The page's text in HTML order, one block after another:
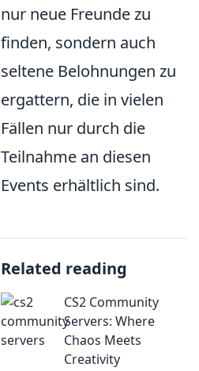
nur neue Freunde zu
finden, sondern auch
seltene Belohnungen zu
ergattern, die in vielen
Fällen nur durch die
Teilnahme an diesen
Events erhältlich sind.
Related reading
CS2 Community
Servers: Where
Chaos Meets
Creativity